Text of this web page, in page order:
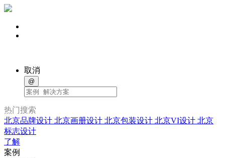
取消
@
热门搜索
北京品牌设计 北京画册设计 北京包装设计 北京VI设计 北京
标志设计
了解
案例